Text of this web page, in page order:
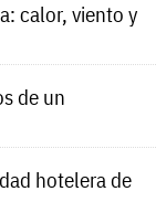
calor, viento y
de un
hotelera de